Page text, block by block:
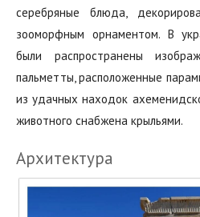
серебряные блюда,
зооморфным орнаментом. В
были распространены
пальметты, расположенные
из удачных находок
животного снабжена крыльями.
Архитектура